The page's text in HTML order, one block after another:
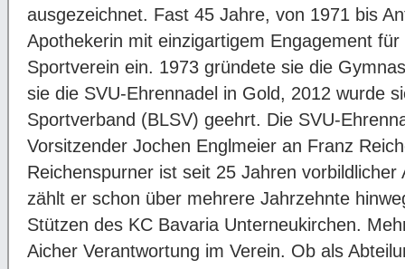
ausgezeichnet. Fast 45 Jahre, von 1971 bis
Apothekerin mit einzigartigem Engagement
Sportverein ein. 1973 gründete sie die
sie die SVU-Ehrennadel in Gold, 2012 wurde
Sportverband (BLSV) geehrt. Die SVU-
Vorsitzender Jochen Englmeier an Franz
Reichenspurner ist seit 25 Jahren
zählt er schon über mehrere Jahrzehnte
Stützen des KC Bavaria Unterneukirchen.
Aicher Verantwortung im Verein. Ob als